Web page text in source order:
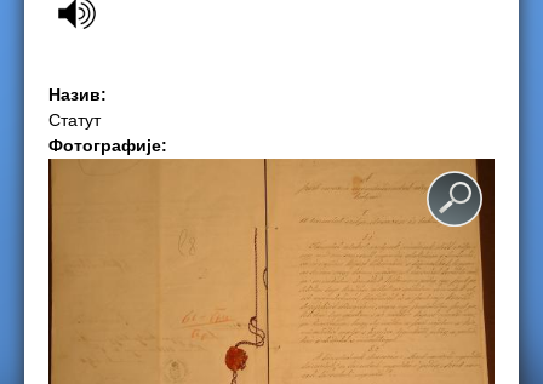
e
h
Назив:
Статут
Фотографије: